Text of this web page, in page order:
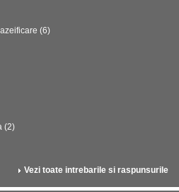
(6)
(2)
Vezi toate intrebarile si raspunsurile